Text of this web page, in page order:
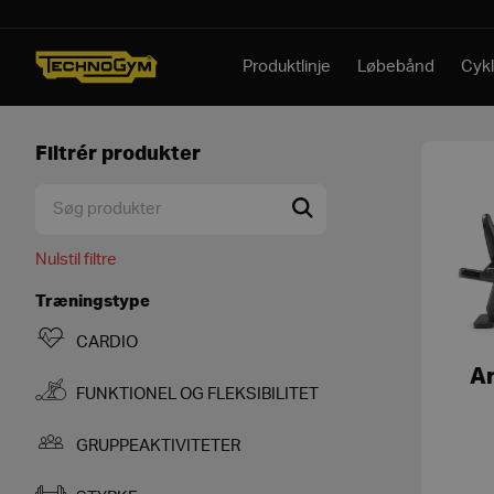
Produktlinje Løbebånd
Filtrér produkter
Nulstil filtre
Træningstype
CARDIO
FUNKTIONEL OG FLEKSIBILITET
GRUPPEAKTIVITETER